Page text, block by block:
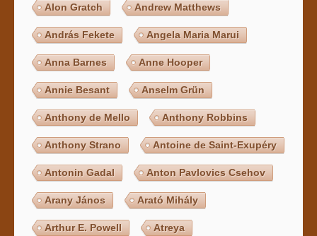
Alon Gratch Andrew Matthews
András Fekete Angela Maria Marui
Anna Barnes Anne Hooper
Annie Besant Anselm Grün
Anthony de Mello Anthony Robbins
Anthony Strano Antoine de Saint-Exupéry
Antonin Gadal Anton Pavlovics Csehov
Arany János Arató Mihály
Arthur E. Powell Atreya